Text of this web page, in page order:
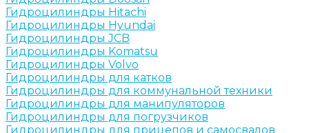
Гидроцилиндры Hitachi
Гидроцилиндры Hyundai
Гидроцилиндры JCB
Гидроцилиндры Komatsu
Гидроцилиндры Volvo
Гидроцилиндры для катков
Гидроцилиндры для коммунальной техники
Гидроцилиндры для манипуляторов
Гидроцилиндры для погрузчиков
Гидроцилиндры для прицепов и самосвалов